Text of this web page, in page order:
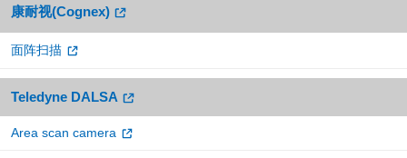
康耐视(Cognex)
面阵扫描
Teledyne DALSA
Area scan camera